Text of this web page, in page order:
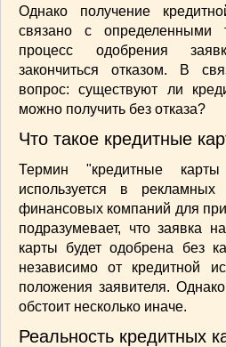
Печенье(22)
Пироги(139)
Пирожные (13)
Торты(54)
Торты без выпечки(7)
НАПИТКИ
САМОРАЗВИТИЕ (12)
ИНТЕРЕСНЫЕ НОВОСТИ
СТАТЬИ(272)
отдых(25)
ЛЕЧЕБНЫЕ СВОЙСТВА
(56)
СЕМЬЯ (107)
ДОМ и ДАЧА(140)
Однако получение
связано с определенными
процесс одобрения
закончиться отказом. В
вопрос: существуют ли
можно получить без отказа?
Что такое кредитные
Термин "кредитные
используется в
финансовых компаний для
подразумевает, что заявка
карты будет одобрена без
независимо от кредитной
положения заявителя.
обстоит несколько иначе.
Реальность кредитных